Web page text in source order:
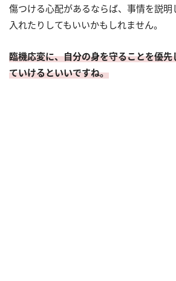
傷つける心配があるならば、事情を説明
入れたりしてもいいかもしれません。
臨機応変に、自分の身を守ることを優先
ていけるといいですね。